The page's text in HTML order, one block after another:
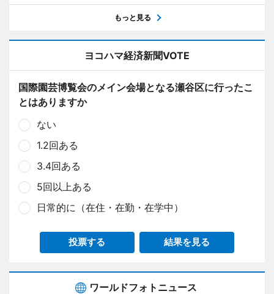
もっと見る
ヨコハマ経済新聞VOTE
国際園芸博覧会のメイン会場となる瀬谷区に行ったこ
とはありますか
ない
1.2回ある
3.4回ある
5回以上ある
日常的に（在住・在勤・在学中）
投票する 結果を見る
ワールドフォトニュース